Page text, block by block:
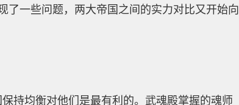
了一些问题，两大帝国之间的实力对比又开始向
持均衡对他们是最有利的。武魂殿掌握的魂师